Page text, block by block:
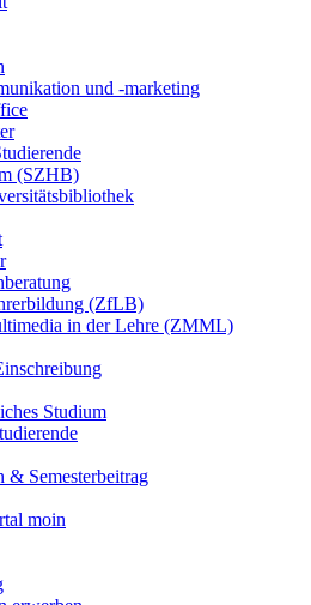
und -marketing
(SZHB)
(ZfLB)
in der Lehre (ZMML)
Studium
& Semesterbeitrag
moin